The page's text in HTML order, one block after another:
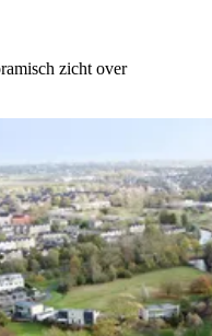
zicht over